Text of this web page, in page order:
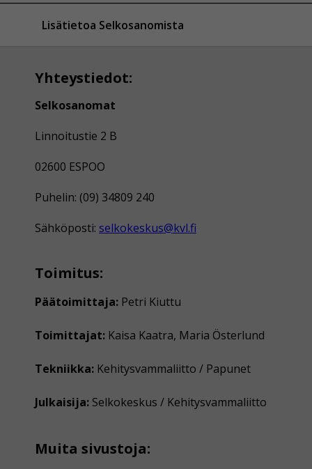
Lisätietoa Selkosanomista
Yhteystiedot:
Selkosanomat
Linnoitustie 2 B
02600 ESPOO
Puhelin: (09) 34809 240
Sähköposti: selkokeskus@kvl.fi
Toimitus:
Päätoimittaja: Petri Kiuttu
Toimittajat: Kaisa Kaatra, Maria Österlund
Tekniikka: Kehitysvammaliitto / Papunet
Julkaisija: Selkokeskus / Kehitysvammaliitto
Muita sivustoja: